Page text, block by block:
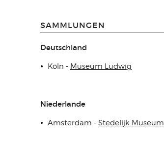
SAMMLUNGEN
Deutschland
Köln - Museum Ludwig
Niederlande
Amsterdam - Stedelijk Museum